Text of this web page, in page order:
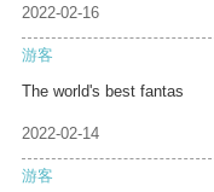
2022-02-16
游客
The world's best fantas
2022-02-14
游客